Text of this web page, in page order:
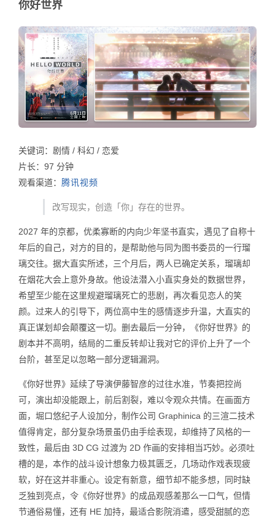
你好世界
关键词：剧情 / 科幻 / 恋爱
片长：97 分钟
观看渠道：
腾讯视频
改写现实，创造「你」存在的世界。
2027 年的京都，优柔寡断的内向少年坚书直实，遇见了自称十
年后的自己，对方的目的，是帮助他与同为图书委员的一行瑠
璃交往。据大直实所述，三个月后，两人已确定关系，瑠璃却
在烟花大会上意外身故。他设法潜入小直实身处的数据世界，
希望至少能在这里规避瑠璃死亡的悲剧，再次看见恋人的笑
颜。过来人的引导下，两位高中生的感情逐步升温，大直实的
真正谋划却会颠覆这一切。删去最后一分钟，《你好世界》的
剧本并不高明，结局的二重反转却让我对它的评价上升了一个
台阶，甚至足以忽略一部分逻辑漏洞。
《你好世界》延续了导演伊藤智彦的过往水准，节奏把控尚
可，演出却没能跟上，前后割裂，难以令观众共情。在画面方
面，堀口悠纪子人设加分，制作公司 Graphinica 的三渲二技术
值得肯定，部分复杂场景虽仍由手绘表现，却维持了风格的一
致性，最后由 3D CG 过渡为 2D 作画的安排相当巧妙。必须吐
槽的是，本作的战斗设计想象力极其匮乏，几场动作戏表现疲
软，好在这并非重心。设定有新意，细节却不能多想，同时缺
乏独到亮点，令《你好世界》的成品观感差那么一口气，但情
节通俗易懂，还有 HE 加持，最适合影院消遣，感受甜腻的恋